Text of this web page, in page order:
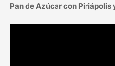
Pan de Azúcar con Piriápolis